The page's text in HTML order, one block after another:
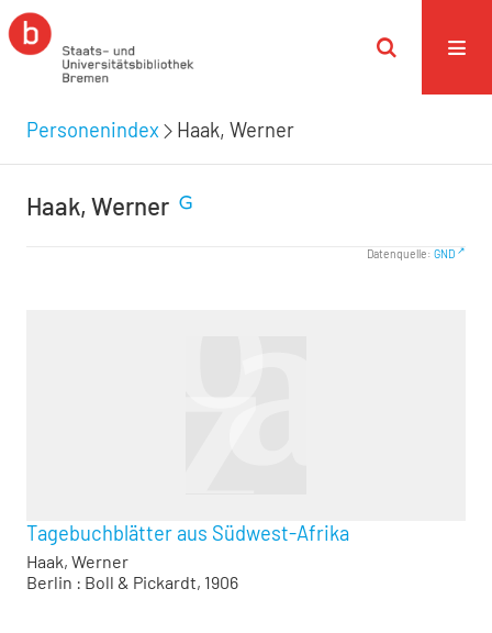
Personenindex Haak, Werner
Haak, Werner
Datenquelle: GND
Tagebuchblätter aus Südwest-Afrika
Haak, Werner
Berlin : Boll & Pickardt, 1906